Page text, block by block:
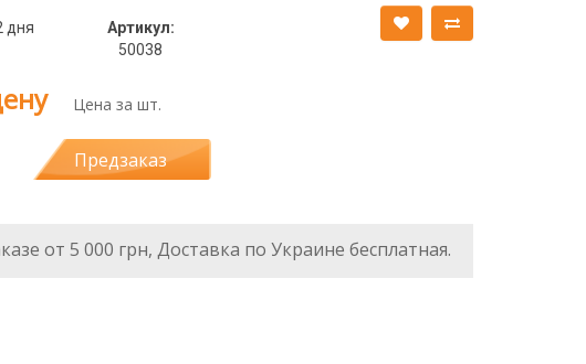
дня
Артикул:
50038
Цена за шт.
Предзаказ
от 5 000 грн, Доставка по Украине бесплатная.